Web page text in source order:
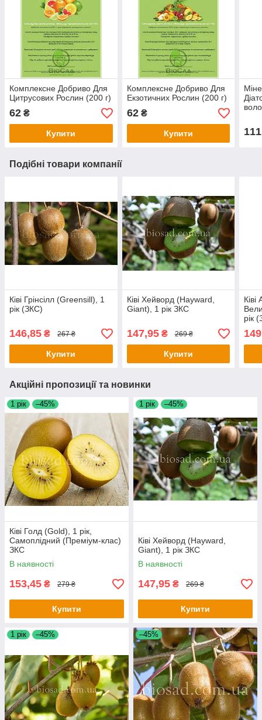
Комплексне Добриво Для
Цитрусових Рослин (200 г)
62 ₴
Купити
Комплексне Добриво Для
Екзотичних Рослин (200 г)
62₴
Купити 111
Подібні товари компанії
Ківі Грінсілл (Greensill), 1
рік (ЗКС)
146,85 ₴ 267 ₴
Купити
Ківі Хейворд (Hayward,
Giant), 1 рік ЗКС
147,95₴ 269 ₴
Купити
Ківі
рік
Акційні пропозиції та новинки
1 рік –45%
Ківі Голд (Gold), 1 рік,
Самоплідний (Преміум-клас)
ЗКС
В наявності
153,45 ₴ 279 ₴
Купити
1 рік –45%
Ківі Хейворд (Hayward,
Giant), 1 рік ЗКС
В наявності
147,95 ₴ 269 ₴
Купити
1 рік –45% –45%